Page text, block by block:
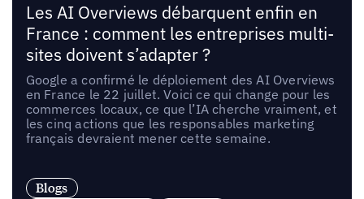
Les AI Overviews débarquent enfin en
France : comment les entreprises multi-
sites doivent s’adapter ?
Google a confirmé le déploiement des AI Overviews
en France le 22 juillet. Voici ce qui change pour les
commerces locaux, ce que l’IA cherche vraiment, et
les cinq actions que les responsables marketing
français devraient mener cette semaine.
Blogs